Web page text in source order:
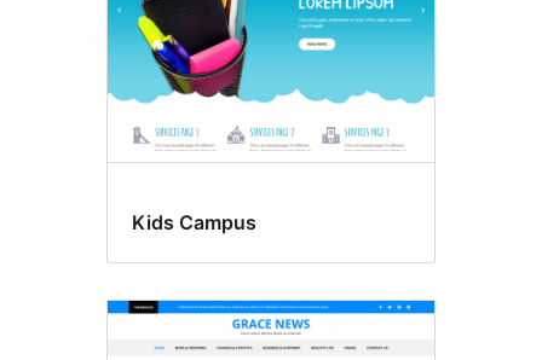
Kids Campus